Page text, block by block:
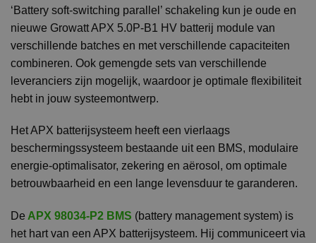
‘Battery soft-switching parallel’ schakeling kun je oude en
nieuwe Growatt APX 5.0P-B1 HV batterij module van
verschillende batches en met verschillende capaciteiten
combineren. Ook gemengde sets van verschillende
leveranciers zijn mogelijk, waardoor je optimale flexibiliteit
hebt in jouw systeemontwerp.
Het APX batterijsysteem heeft een vierlaags
beschermingssysteem bestaande uit een BMS, modulaire
energie-optimalisator, zekering en aërosol, om optimale
betrouwbaarheid en een lange levensduur te garanderen.
De APX 98034-P2 BMS (battery management system) is
het hart van een APX batterijsysteem. Hij communiceert via